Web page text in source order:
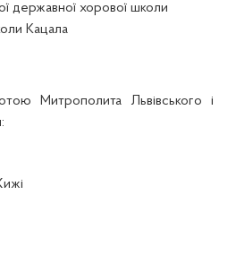
державної хорової школи
Кацала
Митрополита Львівського і